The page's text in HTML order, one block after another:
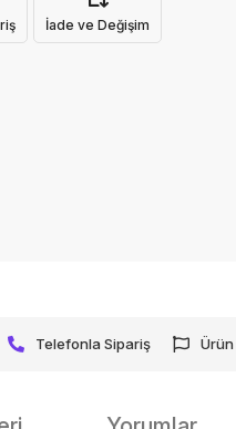
İade ve Değişim
Telefonla Sipariş